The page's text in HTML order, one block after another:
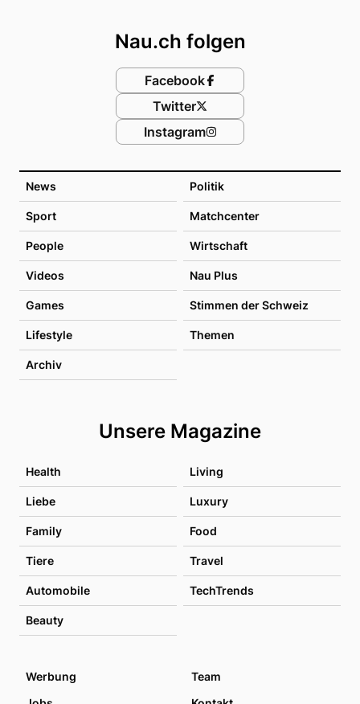
News Politik
Sport Matchcenter
People Wirtschaft
Videos Nau Plus
Games Stimmen der Schweiz
Lifestyle Themen
Archiv
Unsere Magazine
Health Living
Liebe Luxury
Family Food
Tiere Travel
Automobile TechTrends
Beauty
Nau.ch folgen
Facebook
Twitter
Instagram
Werbung
Team